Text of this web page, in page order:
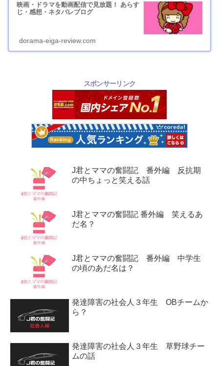
映画・ドラマを動画配信で見放題！ あらす
じ・感想・ネタバレブログ
dorama-eiga-review.com
スポンサーリンク
J君とママの奮闘記 番外編 反抗期
の中ちょっと笑える話
J君とママの奮闘記 番外編 笑えるあ
だ名？
J君とママの奮闘記 番外編 中学生
の頃のあだ名は？
発達障害の社会人３年生 OBチームか
ら？
発達障害の社会人３年生 草野球チー
ムの話